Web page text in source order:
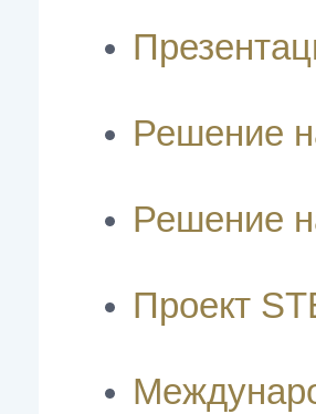
Решение
Решение
Проект